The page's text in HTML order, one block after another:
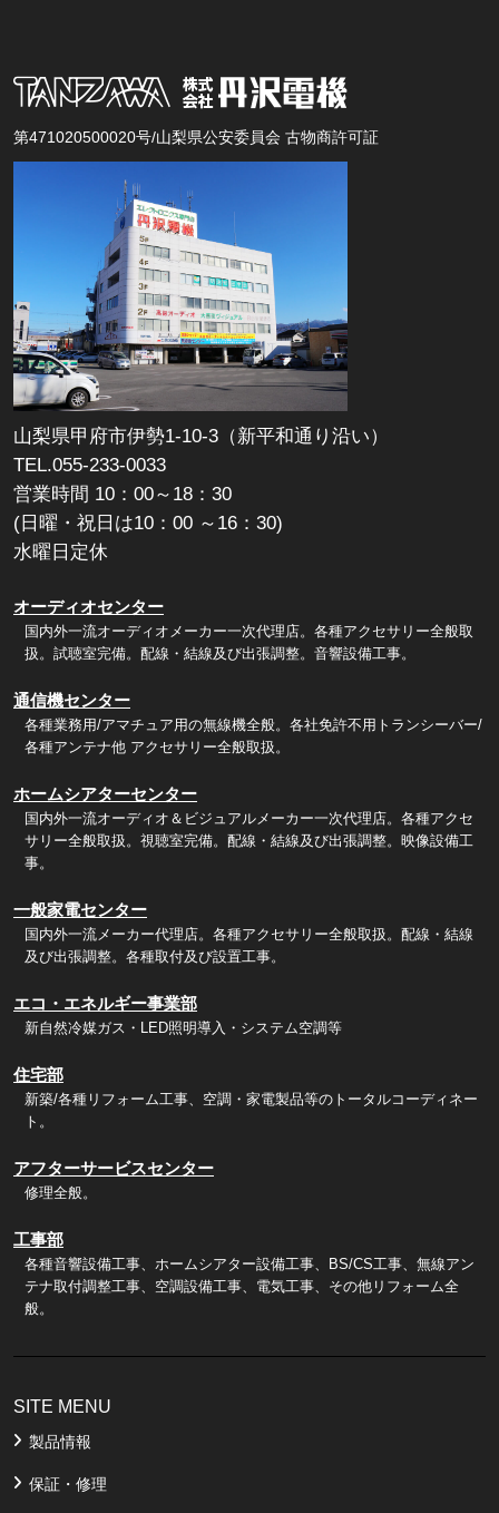
第471020500020号/山梨県公安委員会 古物商許可証
山梨県甲府市伊勢1-10-3（新平和通り沿い）
TEL.055-233-0033
営業時間 10：00～18：30
(日曜・祝日は10：00 ～16：30)
水曜日定休
オーディオセンター
国内外一流オーディオメーカー一次代理店。各種アクセサリー全般取
扱。試聴室完備。配線・結線及び出張調整。音響設備工事。
通信機センター
各種業務用/アマチュア用の無線機全般。各社免許不用トランシーバー/
各種アンテナ他 アクセサリー全般取扱。
ホームシアターセンター
国内外一流オーディオ＆ビジュアルメーカー一次代理店。各種アクセ
サリー全般取扱。視聴室完備。配線・結線及び出張調整。映像設備工
事。
一般家電センター
国内外一流メーカー代理店。各種アクセサリー全般取扱。配線・結線
及び出張調整。各種取付及び設置工事。
エコ・エネルギー事業部
新自然冷媒ガス・LED照明導入・システム空調等
住宅部
新築/各種リフォーム工事、空調・家電製品等のトータルコーディネー
ト。
アフターサービスセンター
修理全般。
工事部
各種音響設備工事、ホームシアター設備工事、BS/CS工事、無線アン
テナ取付調整工事、空調設備工事、電気工事、その他リフォーム全
般。
SITE MENU
製品情報
保証・修理